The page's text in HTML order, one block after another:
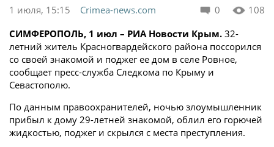
0 108
1 июля, 15:15
Crimea-news.com
СИМФЕРОПОЛЬ, 1 июл – РИА Новости Крым. 32-
летний житель Красногвардейского района поссорился
со своей знакомой и поджег ее дом в селе Ровное,
сообщает пресс-служба Следкома по Крыму и
Севастополю.
По данным правоохранителей, ночью злоумышленник
прибыл к дому 29-летней знакомой, облил его горючей
жидкостью, поджег и скрылся с места преступления.